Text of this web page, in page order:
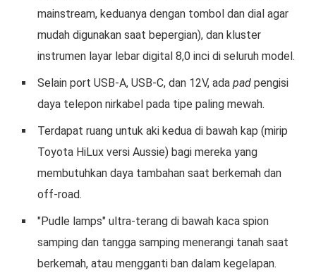
mainstream, keduanya dengan tombol dan dial agar
mudah digunakan saat bepergian), dan kluster
instrumen layar lebar digital 8,0 inci di seluruh model.
Selain port USB-A, USB-C, dan 12V, ada padpengisi
daya telepon nirkabel pada tipe paling mewah.
Terdapat ruang untuk aki kedua di bawah kap (mirip
Toyota HiLux versi Aussie) bagi mereka yang
membutuhkan daya tambahan saat berkemah dan
off-road.
"Pudle lamps" ultra-terang di bawah kaca spion
samping dan tangga samping menerangi tanah saat
berkemah, atau mengganti ban dalam kegelapan.